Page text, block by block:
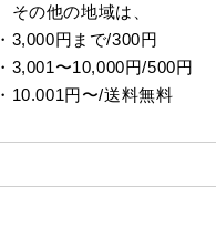
その他の地域は、
・3,000円まで/300円
・3,001〜10,000円/500円
・10.001円〜/送料無料